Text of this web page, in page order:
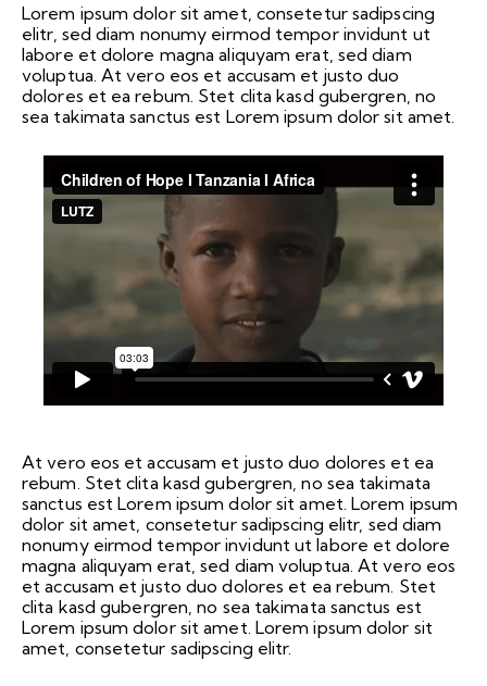
Lorem ipsum dolor sit amet, consetetur sadipscing
elitr, sed diam nonumy eirmod tempor invidunt ut
labore et dolore magna aliquyam erat, sed diam
voluptua. At vero eos et accusam et justo duo
dolores et ea rebum. Stet clita kasd gubergren, no
sea takimata sanctus est Lorem ipsum dolor sit amet.
At vero eos et accusam et justo duo dolores et ea
rebum. Stet clita kasd gubergren, no sea takimata
sanctus est Lorem ipsum dolor sit amet. Lorem ipsum
dolor sit amet, consetetur sadipscing elitr, sed diam
nonumy eirmod tempor invidunt ut labore et dolore
magna aliquyam erat, sed diam voluptua. At vero eos
et accusam et justo duo dolores et ea rebum. Stet
clita kasd gubergren, no sea takimata sanctus est
Lorem ipsum dolor sit amet. Lorem ipsum dolor sit
amet, consetetur sadipscing elitr.